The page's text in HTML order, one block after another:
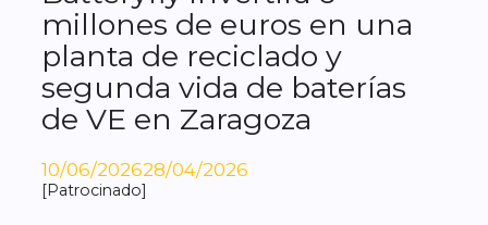
millones de euros en una
planta de reciclado y
segunda vida de baterías
de VE en Zaragoza
10/06/202628/04/2026
[Patrocinado]